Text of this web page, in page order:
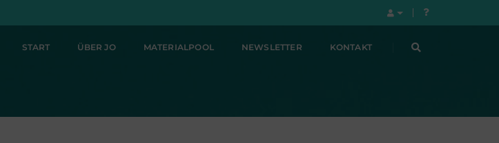
START ÜBER JO MATERIALPOOL NEWSLETTER KONTAKT